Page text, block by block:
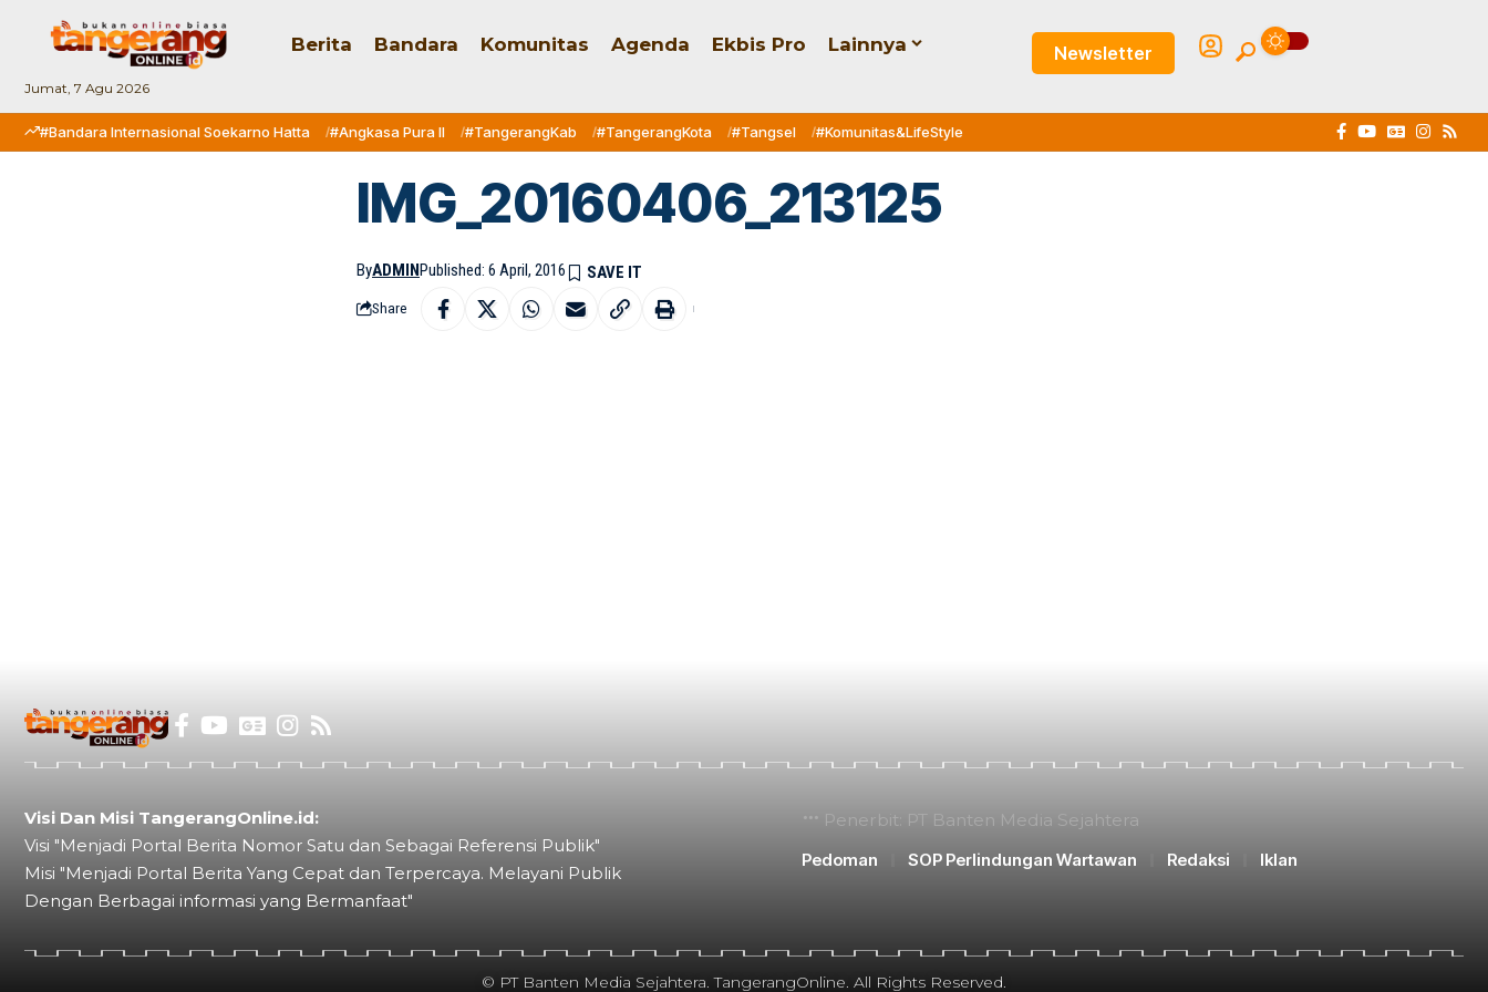
Jumat, 7 Agu 2026
Berita Bandara Komunitas Agenda Ekbis Pro Lainnya Newsletter
#Bandara Internasional Soekarno Hatta #Angkasa Pura II #TangerangKab #TangerangKota #Tangsel #Komunitas&LifeStyle
IMG_20160406_213125
ByADMINPublished: 6 April, 2016
Share
Visi Dan Misi TangerangOnline.id:
Visi "Menjadi Portal Berita Nomor Satu dan Sebagai Referensi Publik"
Misi "Menjadi Portal Berita Yang Cepat dan Terpercaya. Melayani Publik
Dengan Berbagai informasi yang Bermanfaat"
Penerbit: PT Banten Media Sejahtera
Pedoman
SOP Perlindungan Wartawan Redaksi Iklan
© PT Banten Media Sejahtera. TangerangOnline. All Rights Reserved.